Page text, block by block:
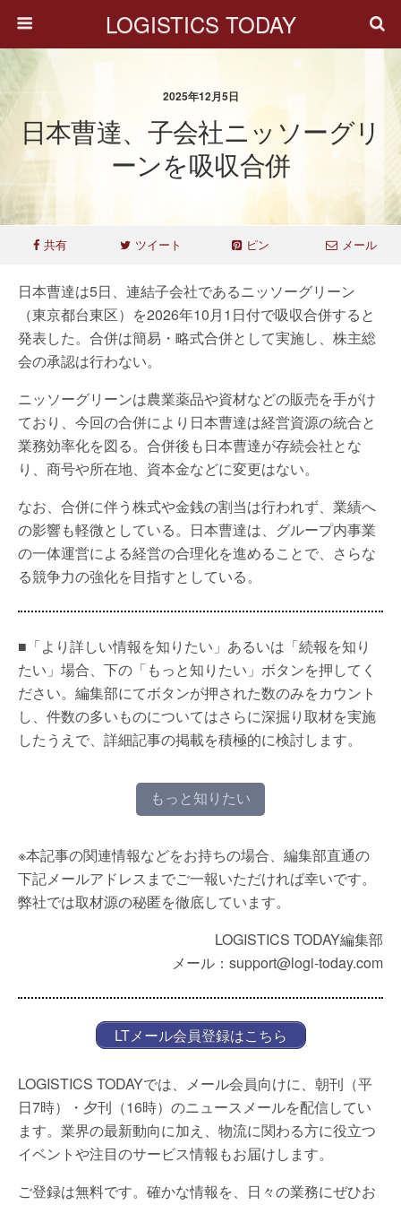
LOGISTICS TODAY
2025年12月5日
日本曹達、子会社ニッソーグリ
ーンを吸収合併
共有 ツイート ピン メール
日本曹達は5日、連結子会社であるニッソーグリーン
（東京都台東区）を2026年10月1日付で吸収合併すると
発表した。合併は簡易・略式合併として実施し、株主総
会の承認は行わない。
ニッソーグリーンは農業薬品や資材などの販売を手がけ
ており、今回の合併により日本曹達は経営資源の統合と
業務効率化を図る。合併後も日本曹達が存続会社とな
り、商号や所在地、資本金などに変更はない。
なお、合併に伴う株式や金銭の割当は行われず、業績へ
の影響も軽微としている。日本曹達は、グループ内事業
の一体運営による経営の合理化を進めることで、さらな
る競争力の強化を目指すとしている。
■「より詳しい情報を知りたい」あるいは「続報を知り
たい」場合、下の「もっと知りたい」ボタンを押してく
ださい。編集部にてボタンが押された数のみをカウント
し、件数の多いものについてはさらに深掘り取材を実施
したうえで、詳細記事の掲載を積極的に検討します。
もっと知りたい
※本記事の関連情報などをお持ちの場合、編集部直通の
下記メールアドレスまでご一報いただければ幸いです。
弊社では取材源の秘匿を徹底しています。
LOGISTICS TODAY編集部
メール：support@logi-today.com
LTメール会員登録はこちら
LOGISTICS TODAYでは、メール会員向けに、朝刊（平
日7時）・夕刊（16時）のニュースメールを配信してい
ます。業界の最新動向に加え、物流に関わる方に役立つ
イベントや注目のサービス情報もお届けします。
ご登録は無料です。確かな情報を、日々の業務にぜひお